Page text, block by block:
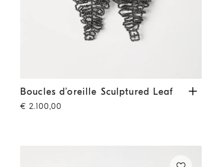
Boucles d’oreille Sculptured Leaf Lignite
Boucles d’oreille Sculptured Leaf
€ 2.100,00